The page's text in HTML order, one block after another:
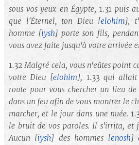
sous vos yeux en Égypte, 1.31 puis
que l'Éternel, ton Dieu [elohim],
homme [iysh] porte son fils,
vous avez faite jusqu'à votre arrivée
1.32Malgré cela, vous n'eûtes point
votre Dieu [elohim], 1.33 qui allait
route pour vous chercher un lieu
dans un feu afin de vous montrer le
marcher, et le jour dans une nuée.
le bruit de vos paroles. Il s'irrita, et
Aucun [iysh] des hommes [enosh]